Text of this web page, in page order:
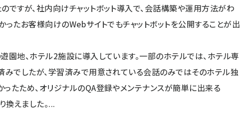
ですが、社内向けチャットボット導入で、会話構築や運用方法がわ
ったお客様向けのWebサイトでもチャットボットを公開することが出
園地、ホテル2施設に導入しています。一部のホテルでは、ホテル専
みでしたが、学習済みで用意されている会話のみではそのホテル独
たため、オリジナルのQA登録やメンテナンスが簡単に出来る
えました。...